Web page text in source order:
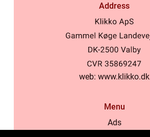
Address
web: www.klikko.dk
Menu
Ads